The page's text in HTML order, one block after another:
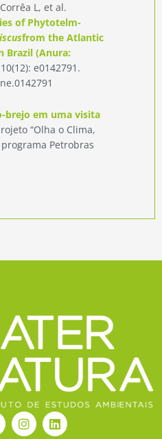
L, et al.
of Phytotelm-
from the Atlantic
Brazil (Anura:
e0142791.
brejo em uma visita
“Olha o Clima,
Petrobras
I
n
L
i